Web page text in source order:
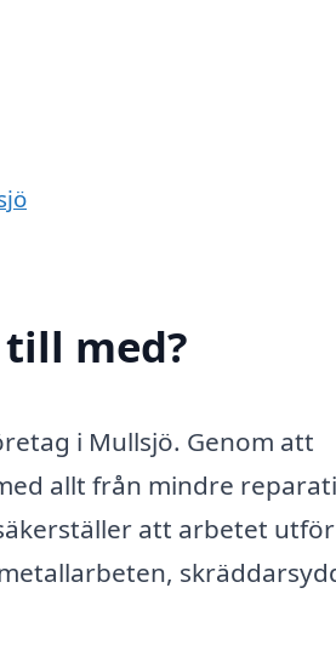
med?
i Mullsjö. Genom att
allt från mindre
att arbetet